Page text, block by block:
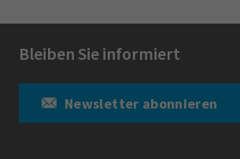
Bleiben Sie informiert
Newsletter abonnieren